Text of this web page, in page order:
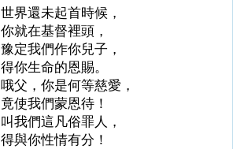
世界還未起首時候，
你就在基督裡頭，
豫定我們作你兒子，
得你生命的恩賜。
哦父，你是何等慈愛，
竟使我們蒙恩待！
叫我們這凡俗罪人，
得與你性情有分！